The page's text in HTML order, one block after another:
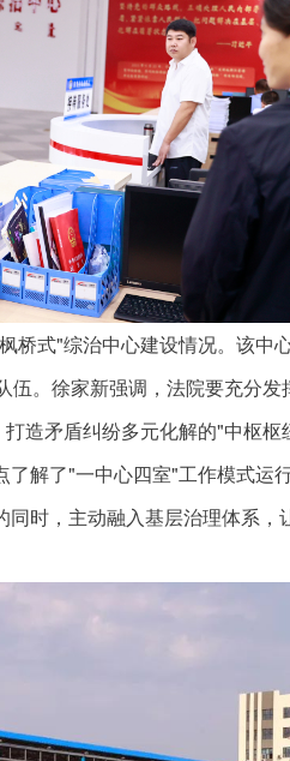
式"综治中心建设情况。该中
。徐家新强调，法院要充分发
造矛盾纠纷多元化解的"中枢枢
了"一中心四室"工作模式运
时，主动融入基层治理体系，